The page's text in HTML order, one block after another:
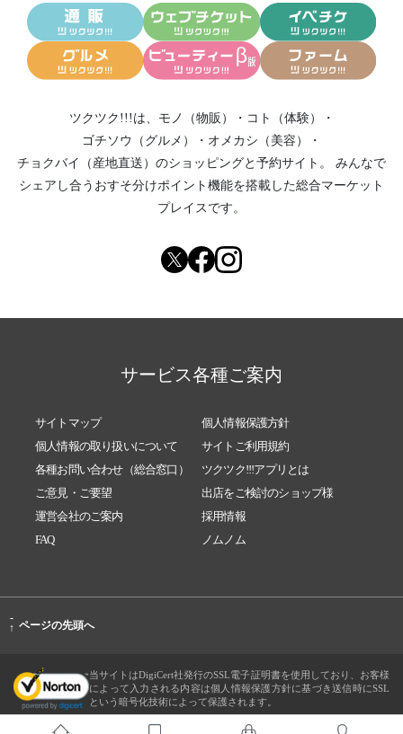
ツクツク!!!は、 モノ（物販） ・ コト（体験）
・
ゴチソウ（グルメ）
・ オメカシ（美容）
・
チョクバイ（産地直送） のショッピングと予約サイト。
みんなで
シェアし合う おすそ分けポイント機能を搭載した総合マーケット
プレイスです。
サービス各種ご案内
サイトマップ
個人情報保護方針
個人情報の取り扱いについて
サイトご利用規約
各種お問い合わせ（総合窓口）
ツクツク!!!アプリとは
ご意見・ご要望
出店をご検討のショップ様
運営会社のご案内
採用情報
FAQ
ノムノム
-
↑ ページの先頭へ
当サイトはDigiCert社発行のSSL電子証明書を使用しており、お客様
によって入力される内容は個人情報保護方針に基づき送信時にSSL
という暗号化技術によって保護されます。